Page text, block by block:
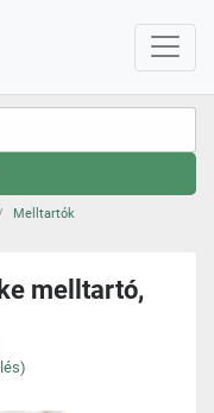
Melltartók
melltartó,